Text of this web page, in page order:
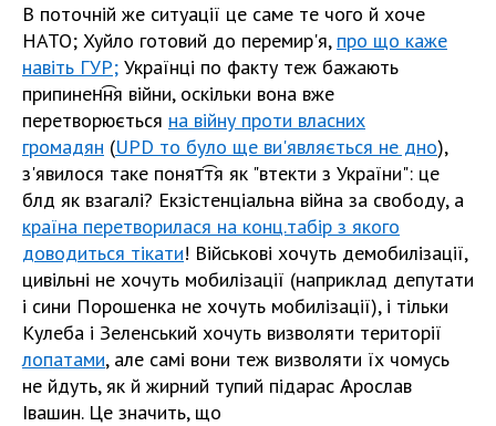
В поточній же ситуації це саме те чого й хоче
НАТО; Хуйло готовий до перемир'я, про що каже
навіть ГУР; Українці по факту теж бажають
припинен͡ня війни, оскільки вона вже
перетворюється на війну проти власних
громадян (UPD то було ще ви'являється не дно),
з'явилося таке понят͡тя як "втекти з України": це
блд як взагалі? Екзістенціальна війна за свободу, а
країна перетворилася на конц.табір з якого
доводиться тікати! Військові хочуть демобилізації,
цивільні не хочуть мобилізації (наприклад депутати
і сини Порошенка не хочуть мобилізації), і тільки
Кулеба і Зеленський хочуть визволяти території
лопатами, але самі вони теж визволяти їх чомусь
не йдуть, як й жирний тупий підарас Ѧрослав
Івашин. Це значить, що